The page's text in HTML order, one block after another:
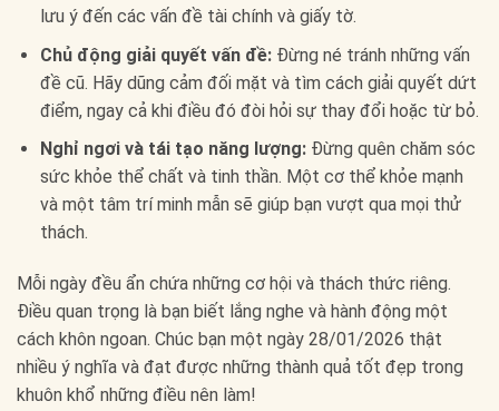
lưu ý đến các vấn đề tài chính và giấy tờ.
Chủ động giải quyết vấn đề:Đừng né tránh những vấn
đề cũ. Hãy dũng cảm đối mặt và tìm cách giải quyết dứt
điểm, ngay cả khi điều đó đòi hỏi sự thay đổi hoặc từ bỏ.
Nghỉ ngơi và tái tạo năng lượng:Đừng quên chăm sóc
sức khỏe thể chất và tinh thần. Một cơ thể khỏe mạnh
và một tâm trí minh mẫn sẽ giúp bạn vượt qua mọi thử
thách.
Mỗi ngày đều ẩn chứa những cơ hội và thách thức riêng.
Điều quan trọng là bạn biết lắng nghe và hành động một
cách khôn ngoan. Chúc bạn một ngày 28/01/2026 thật
nhiều ý nghĩa và đạt được những thành quả tốt đẹp trong
khuôn khổ những điều nên làm!